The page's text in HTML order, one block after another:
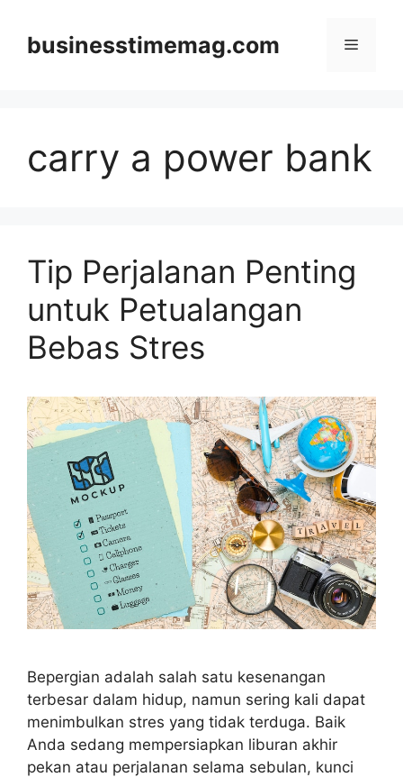
contentbusinesstimemag.com Menu
carry a power bank
Tip Perjalanan Penting
untuk Petualangan
Bebas Stres
Bepergian adalah salah satu kesenangan
terbesar dalam hidup, namun sering kali dapat
menimbulkan stres yang tidak terduga. Baik
Anda sedang mempersiapkan liburan akhir
pekan atau perjalanan selama sebulan, kunci